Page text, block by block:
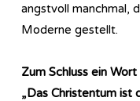
angstvoll manchmal,
Moderne gestellt.
Zum Schluss ein Wort
„Das Christentum ist